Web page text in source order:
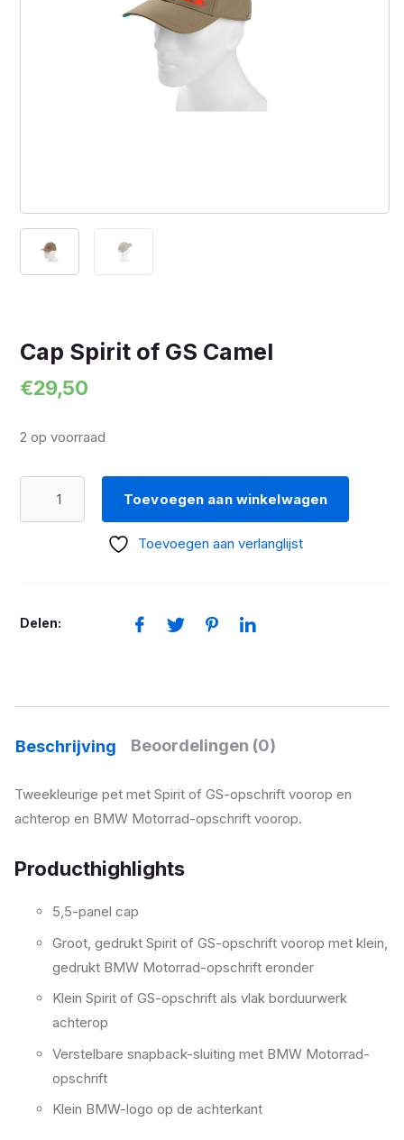
Cap Spirit of GS Camel
€29,50
2 op voorraad
Toevoegen aan winkelwagen
Toevoegen aan verlanglijst
Delen:
Beschrijving Beoordelingen (0)
Tweekleurige pet met Spirit of GS-opschrift voorop en
achterop en BMW Motorrad-opschrift voorop.
Producthighlights
5,5-panel cap
Groot, gedrukt Spirit of GS-opschrift voorop met klein,
gedrukt BMW Motorrad-opschrift eronder
Klein Spirit of GS-opschrift als vlak borduurwerk
achterop
Verstelbare snapback-sluiting met BMW Motorrad-
opschrift
Klein BMW-logo op de achterkant